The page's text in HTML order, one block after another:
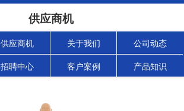
供应商机
供应商机 关于我们 公司动态
招聘中心 客户案例 产品知识